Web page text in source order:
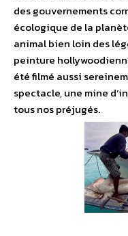
des gouvernements
écologique de la
animal bien loin des
peinture
été filmé aussi
spectacle, une mine
tous nos préjugés.